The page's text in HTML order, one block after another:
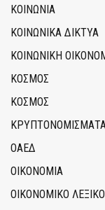
ΚΟΙΝΩΝΙΑ
ΚΟΙΝΩΝΙΚΆ ΔΊΚΤΥΑ
ΚΟΙΝΩΝΙΚΉ
ΚΟΣΜΟΣ
ΚΟΣΜΟΣ
ΟΑΕΔ
ΟΙΚΟΝΟΜΙΑ
ΟΙΚΟΝΟΜΙΚΟ ΛΕΞΙΚΟ